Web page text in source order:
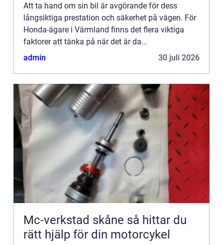
Att ta hand om sin bil är avgörande för dess
långsiktiga prestation och säkerhet på vägen. För
Honda-ägare i Värmland finns det flera viktiga
faktorer att tänka på när det är da...
admin
30 juli 2026
Mc-verkstad skåne så hittar du
rätt hjälp för din motorcykel